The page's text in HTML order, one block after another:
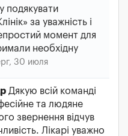
подякувати
за уважність і
момент для
необхідну
30 июля
Дякую всій команді
та людяне
звернення відчув
Лікарі уважно